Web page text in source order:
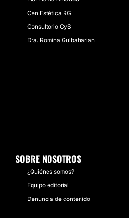
Cen Estética RG
Consultorio CyS
Dra. Romina Gulbaharian
SOBRE NOSOTROS
¿Quiénes somos?
Equipo editorial
Denuncia de contenido